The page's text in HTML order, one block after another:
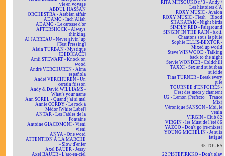
vie en voyage
ABDUL HASSAN
ORCHESTRA - Arabian affair
ADAMO - Inch'Allah
ADAMO - Le carosse d'or
AFTERSHOCK - Always
thinking
Al JARREAU - Never givin' up
[Test Pressing]
Alain TURBAN - Mystique
[DÉDICACÉ]
Amii STEWART - Knock on
wood
André VERCHUREN - Alma
española
André VERCHUREN - Un
certain frisson
Andy & David WILLIAMS -
What's your name
Ann SOREL - Quand j'ai si mal
Annie CORDY - Le rock à
Médor [White Label]
ANTAR - Les Fables de la
Fontaine
Antoine GIACOMONI - Vieni
vieni
ANYA - One word
ATTENTION À LA MARCHE
- Slow d'enfer
Axel BAUER - Jessy
Axel BAUER - L'arc-en-ciel
RITA MITSOUKO n°3 - Andy /
Les histoires d'A
ROXY MUSIC - Avalon
ROXY MUSIC - Flesh + Blood
SHAKATAK - Night birds
SIMPLY RED - Fairground
SINGIN' IN THE RAIN - b.o.f.
Chantons sous la pluie
Sophie ELLIS-BEXTOR -
Mixed up world
Steve WINWOOD - Talking
back to the night
Stevie WONDER - Coldchill
TAXXI - Sex and suburban
suicide
Tina TURNER - Break every
rule
TOURNÉE d'ENFOIRÉS -
C'est des mecs y chantent
U2 - Lemon (Perfecto + Trance
Mix)
Véronique SANSON - Moi, le
venin
VIRGIN - Club 82
VIRGIN - les Must de l'été 86
YAZOO - Don't go (re-mixes)
YOUNG MICHELIN - Je suis
fatigué
45 TOURS
22 PISTEPIRKKO - Don't play